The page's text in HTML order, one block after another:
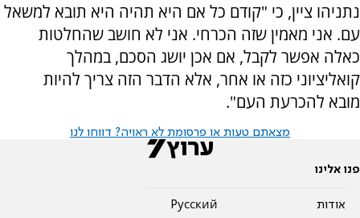
נתניהו ציין, כי "קודם כל אם היא תהיה היא תובא למשאל
עם. אני מאמין שזה הכרחי. אני לא חושב שהחלטות
כאלה אפשר לקבל, אם אכן יושג הסכם, במהלך
קואליציוני כזה או אחר, אלא הדבר הזה צריך להיות
מובא להכרעת העם".
מצאתם טעות או פרסומת לא ראויה? דווחו לנו
פנו אלינו
אודות
Pусский